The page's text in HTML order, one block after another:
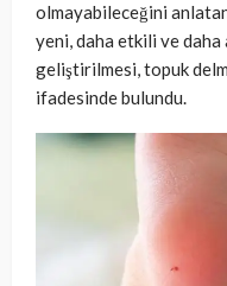
olmayabileceğini
yeni, daha etkili ve daha
geliştirilmesi, topuk
ifadesinde bulundu.